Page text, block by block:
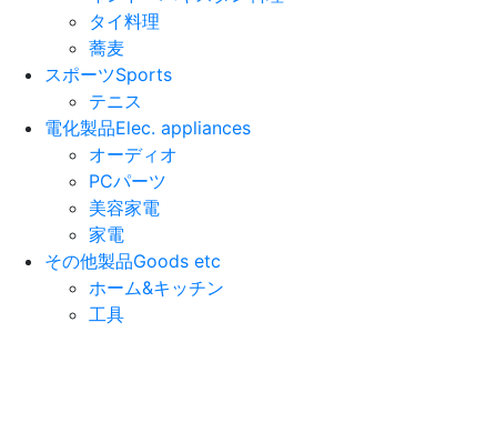
タイ料理
蕎麦
スポーツSports
テニス
電化製品Elec. appliances
オーディオ
PCパーツ
美容家電
家電
その他製品Goods etc
ホーム&キッチン
工具